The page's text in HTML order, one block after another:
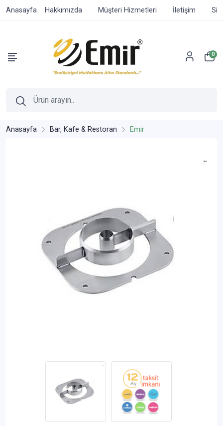
Anasayfa Hakkımızda Müşteri Hizmetleri İletişim
0
Anasayfa Bar, Kafe & Restoran Emir